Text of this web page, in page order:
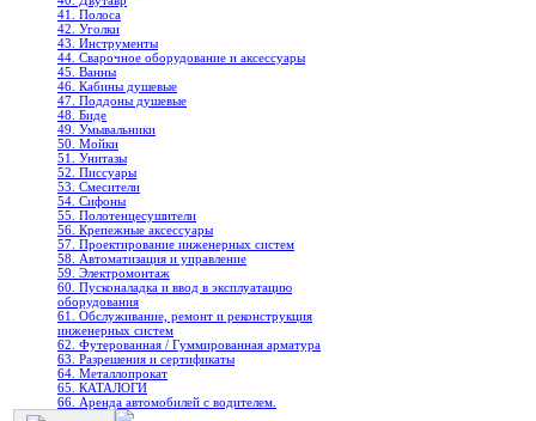
41. Полоса
42. Уголки
43. Инструменты
44. Сварочное оборудование и аксессуары
45. Ванны
46. Кабины душевые
47. Поддоны душевые
48. Биде
49. Умывальники
50. Мойки
51. Унитазы
52. Писсуары
53. Смесители
54. Сифоны
55. Полотенцесушители
56. Крепежные аксессуары
57. Проектирование инженерных систем
58. Автоматизация и управление
59. Электромонтаж
60. Пусконаладка и ввод в эксплуатацию
оборудования
61. Обслуживание, ремонт и реконструкция
инженерных систем
62. Футерованная / Гуммированная арматура
63. Разрешения и сертификаты
64. Металлопрокат
65. КАТАЛОГИ
66. Аренда автомобилей с водителем.